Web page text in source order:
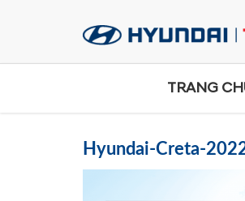
TRANG
Hyundai-Creta-